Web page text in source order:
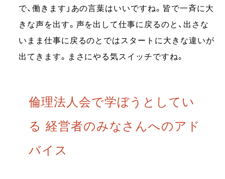
で、働きます」あの言葉はいいですね。皆で一斉に大
きな声を出す。声を出して仕事に戻るのと、出さな
いまま仕事に戻るのとではスタートに大きな違いが
出てきます。まさにやる気スイッチですね。
倫理法人会で学ぼうとしてい
る 経営者のみなさんへのアド
バイス